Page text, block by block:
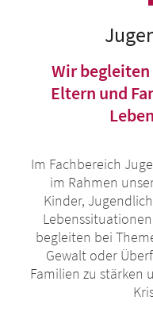
Wir
Eltern und
Im Fachbereich
im Rahmen
Kinder,
begleiten bei
Gewalt oder
Familien zu stärken